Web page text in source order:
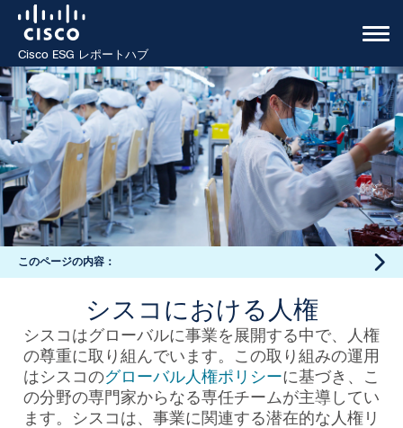
Cisco ESG レポートハブ
このページの内容：
シスコにおける人権
シスコはグローバルに事業を展開する中で、人権
の尊重に取り組んでいます。この取り組みの運用
はシスコのグローバル人権ポリシーに基づき、こ
の分野の専門家からなる専任チームが主導してい
ます。シスコは、事業に関連する潜在的な人権リ